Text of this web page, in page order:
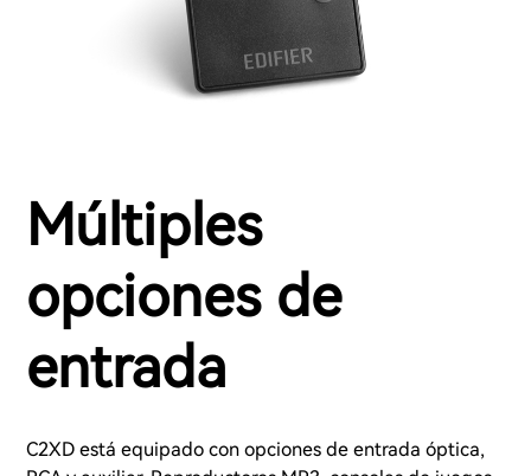
Múltiples
opciones de
entrada
C2XD está equipado con opciones de entrada óptica,